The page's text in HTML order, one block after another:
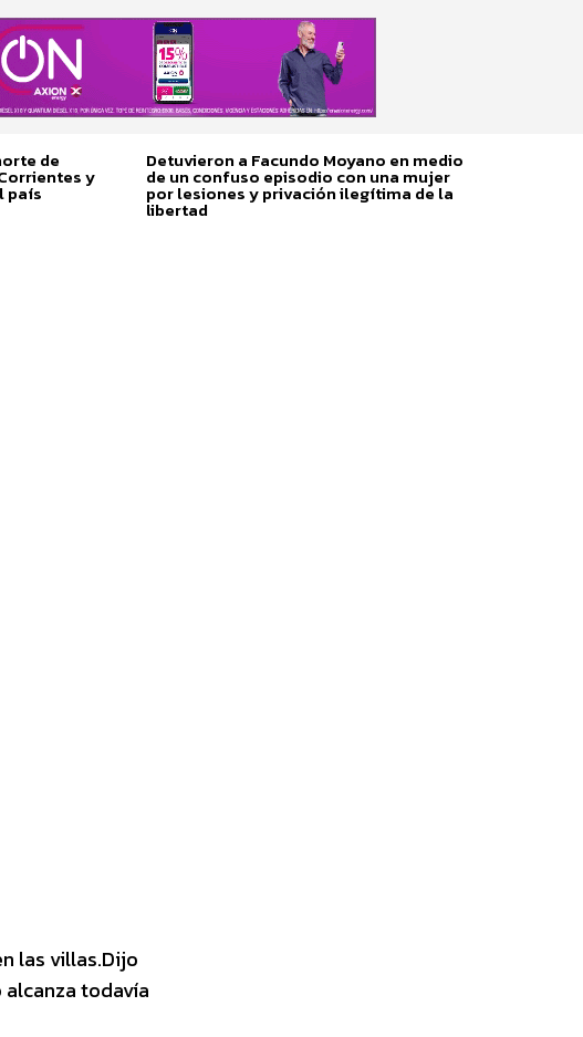
de
y
país
Detuvieron a Facundo Moyano en medio
de un confuso episodio con una mujer
por lesiones y privación ilegítima de la
libertad
las villas.Dijo
todavía